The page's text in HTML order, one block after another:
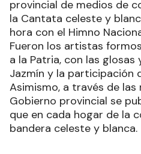
provincial de medios de
la Cantata celeste y
hora con el Himno
Fueron los artistas
a la Patria, con las glosas
Jazmín y la participación
Asimismo, a través de las
Gobierno provincial se
que en cada hogar de la
bandera celeste y blanca.